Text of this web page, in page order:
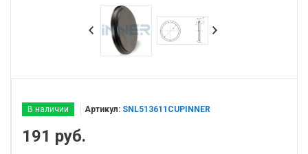
В наличии Артикул: SNL513611CUPINNER
191 руб.